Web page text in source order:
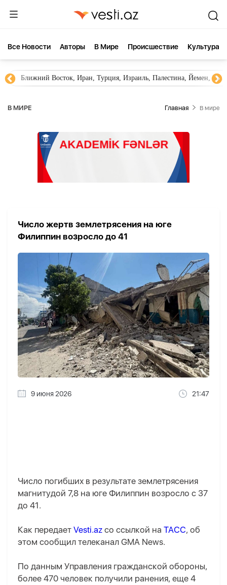
Все Новости Aвторы В Мире Происшествие Культура
Ближний Восток, Иран, Турция, Израиль, Палестина, Йемен,
В МИРЕ Главная В мире
Число жертв землетрясения на юге
Филиппин возросло до 41
9 июня 2026 21:47
Число погибших в результате землетрясения
магнитудой 7,8 на юге Филиппин возросло с 37
до 41.
Как передает Vesti.az со ссылкой на ТАСС, об
этом сообщил телеканал GMA News.
По данным Управления гражданской обороны,
более 470 человек получили ранения, еще 4